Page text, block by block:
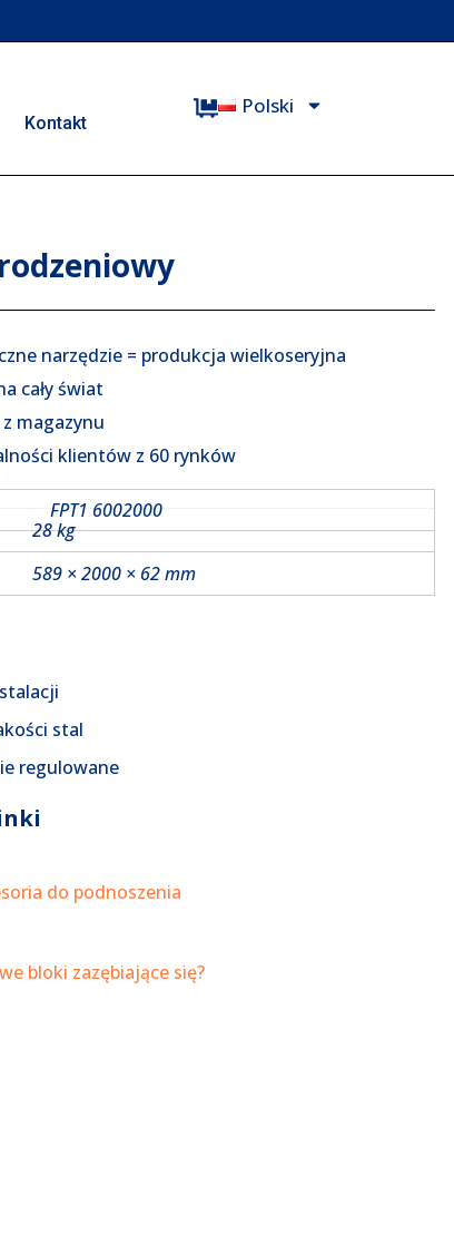
Kontakt
Polski
narzędzie = produkcja wielkoseryjna
cały świat
z magazynu
klientów z 60 rynków
FPT1 6002000
28 kg
589 × 2000 × 62 mm
stal
regulowane
do podnoszenia
bloki zazębiające się?